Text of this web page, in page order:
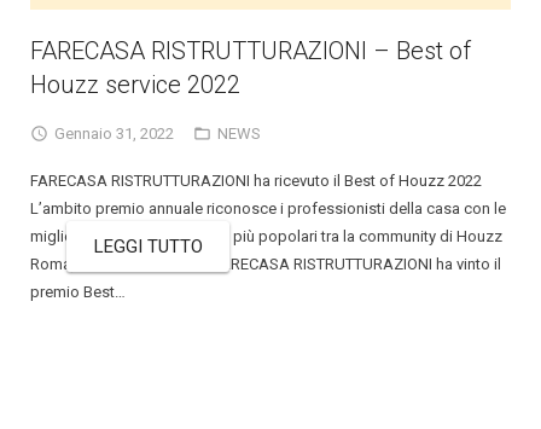
FARECASA RISTRUTTURAZIONI – Best of
Houzz service 2022
Gennaio 31, 2022 NEWS
FARECASA RISTRUTTURAZIONI ha ricevuto il Best of Houzz 2022
L’ambito premio annuale riconosce i professionisti della casa con le
migliori recensioni e i design più popolari tra la community di Houzz
Roma, 26 Gennaio 2022 – FARECASA RISTRUTTURAZIONI ha vinto il
premio Best…
LEGGI TUTTO